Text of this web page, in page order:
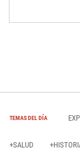
TEMAS DEL DÍA
+SALUD